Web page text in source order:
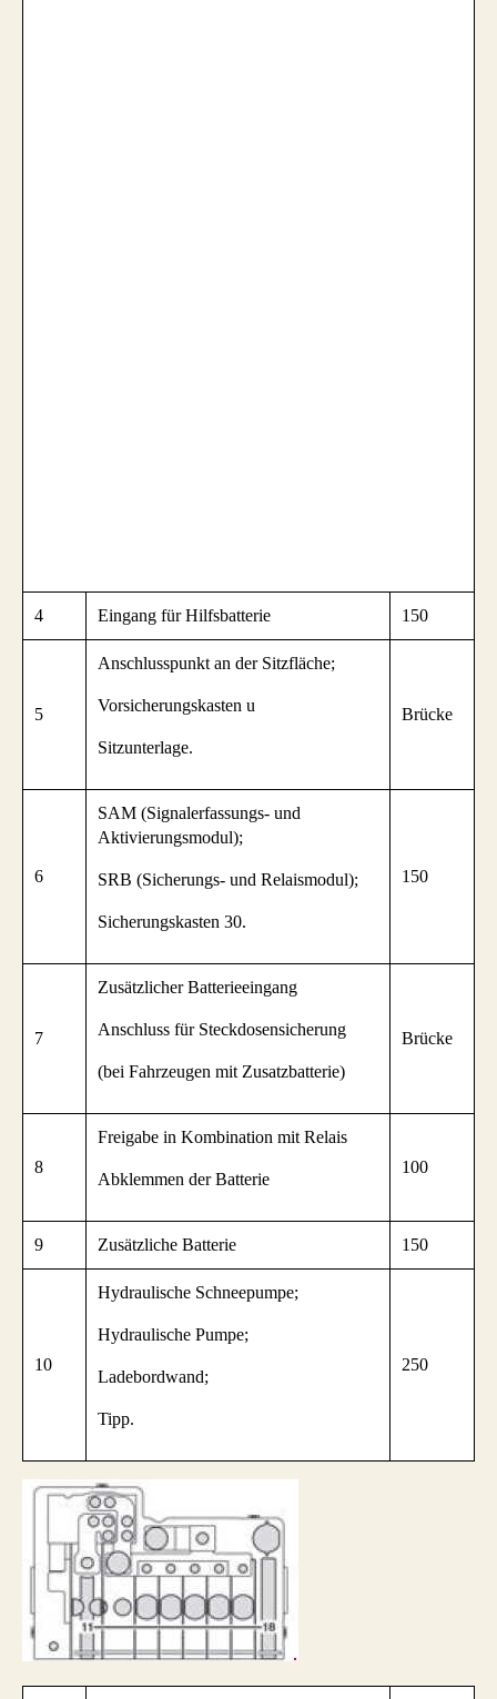
4 Eingang für Hilfsbatterie 150
5
Anschlusspunkt an der Sitzfläche;
Vorsicherungskasten u
Sitzunterlage.
Brücke
6
SAM (Signalerfassungs- und
Aktivierungsmodul);
SRB (Sicherungs- und Relaismodul);
Sicherungskasten 30.
150
7
Zusätzlicher Batterieeingang
Anschluss für Steckdosensicherung
(bei Fahrzeugen mit Zusatzbatterie)
Brücke
8
Freigabe in Kombination mit Relais
Abklemmen der Batterie
100
9 Zusätzliche Batterie 150
10
Hydraulische Schneepumpe;
Hydraulische Pumpe;
Ladebordwand;
Tipp.
250